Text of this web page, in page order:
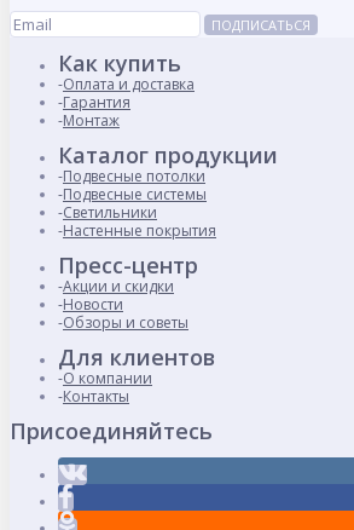
ПОДПИСАТЬСЯ
Как купить
Оплата и доставка
Гарантия
Монтаж
Каталог продукции
Подвесные потолки
Подвесные системы
Светильники
Настенные покрытия
Пресс-центр
Акции и скидки
Новости
Обзоры и советы
Для клиентов
О компании
Контакты
Присоединяйтесь